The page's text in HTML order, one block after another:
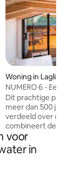
van
Woning in Laglio
NUMERO 6 - Een
Comomeer, Italië.
Dit prachtige
meer dan 500
verdeeld over
combineert de
met prachtig
slaapkamers en
bovenste
voor
in